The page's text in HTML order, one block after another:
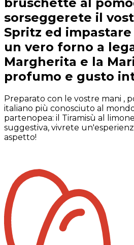
sorseggerete il
Spritz ed
un vero forno a
Margherita e la
profumo e gusto
Preparato con le vostre mani ,
italiano più conosciuto al
partenopea: il Tiramisù al
suggestiva, vivrete
aspetto!